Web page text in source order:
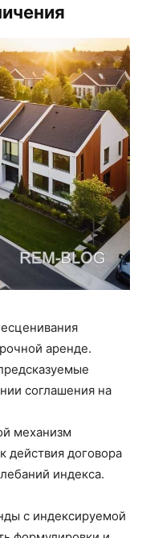
аренде.
соглашения на
механизм
действия договора
индекса.
с индексируемой